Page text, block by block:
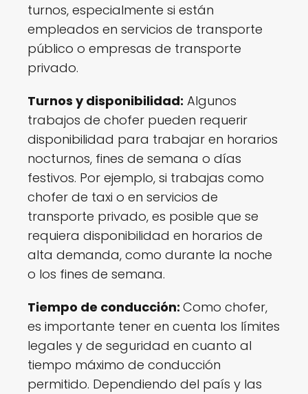
turnos, especialmente si están
empleados en servicios de transporte
público o empresas de transporte
privado.
Turnos y disponibilidad: Algunos
trabajos de chofer pueden requerir
disponibilidad para trabajar en horarios
nocturnos, fines de semana o días
festivos. Por ejemplo, si trabajas como
chofer de taxi o en servicios de
transporte privado, es posible que se
requiera disponibilidad en horarios de
alta demanda, como durante la noche
o los fines de semana.
Tiempo de conducción: Como chofer,
es importante tener en cuenta los límites
legales y de seguridad en cuanto al
tiempo máximo de conducción
permitido. Dependiendo del país y las